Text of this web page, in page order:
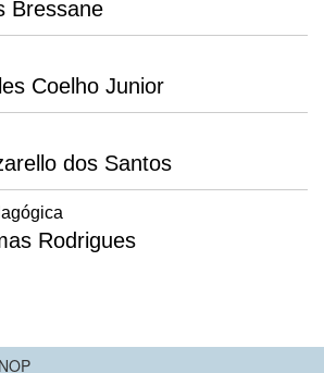
Bressane
Coelho Junior
dos Santos
Rodrigues